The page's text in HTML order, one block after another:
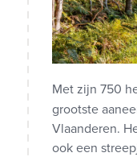
Van Oort
Met zijn 750
grootste
Vlaanderen.
ook een